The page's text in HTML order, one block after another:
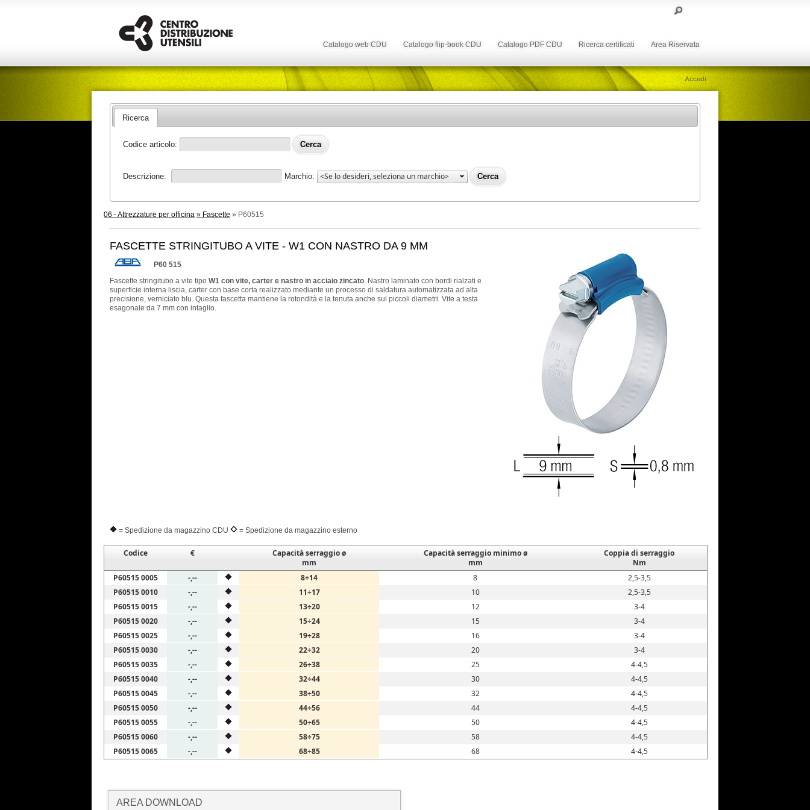
Catalogo web CDU Catalogo flip-book CDU Catalogo PDF CDU Ricerca certificati Area Riservata
Accedi
Ricerca
Codice articolo:
Descrizione: Marchio:
06 - Attrezzature per officina » Fascette » P60515
FASCETTE STRINGITUBO A VITE - W1 CON NASTRO DA 9 MM
P60 515
Fascette stringitubo a vite tipo W1 con vite, carter e nastro in acciaio zincato. Nastro laminato con bordi rialzati e
superficie interna liscia, carter con base corta realizzato mediante un processo di saldatura automatizzata ad alta
precisione, verniciato blu. Questa fascetta mantiene la rotondità e la tenuta anche sui piccoli diametri. Vite a testa
esagonale da 7 mm con intaglio.
= Spedizione da magazzino CDU = Spedizione da magazzino esterno
Codice €
Capacità serraggio ø
mm
Capacità serraggio minimo ø
mm
Coppia di serraggio
Nm
P60515 0005
-,-- 8÷14 8
2,5-3,5
P60515 0010
-,-- 11÷17 10
2,5-3,5
P60515 0015
-,-- 13÷20 12
3-4
P60515 0020
-,-- 15÷24 15
3-4
P60515 0025
-,-- 19÷28 16
3-4
P60515 0030
-,-- 22÷32 20
3-4
P60515 0035
-,-- 26÷38 25
4-4,5
P60515 0040
-,-- 32÷44 30
4-4,5
P60515 0045
-,-- 38÷50 32
4-4,5
P60515 0050
-,-- 44÷56 44
4-4,5
P60515 0055
-,-- 50÷65 50
4-4,5
P60515 0060
-,-- 58÷75 58
4-4,5
P60515 0065
-,-- 68÷85 68 4-4,5
AREA DOWNLOAD